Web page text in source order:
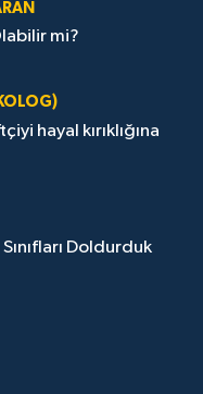
mi?
hayal kırıklığına
Doldurduk